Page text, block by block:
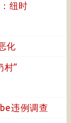
纽时
化
村”
违例调查